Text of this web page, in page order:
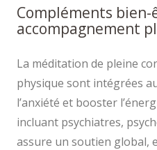
Compléments
accompagnement
La méditation de pleine
physique sont intégrées
l’anxiété et booster
incluant psychiatres,
assure un soutien global,